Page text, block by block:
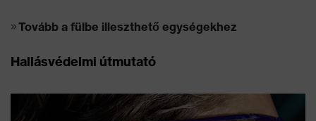
Tovább a fülbe illeszthető egységekhez
Hallásvédelmi útmutató